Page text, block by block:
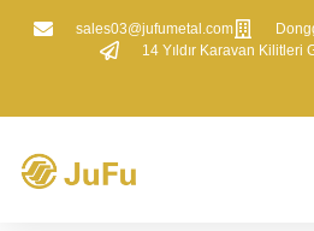
sales03@jufumetal.com
​14 Yıldır Karavan Kilitleri